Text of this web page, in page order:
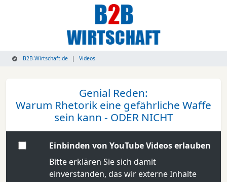
B2B-Wirtschaft.de Videos
Genial Reden:
Warum Rhetorik eine gefährliche Waffe
sein kann - ODER NICHT
Einbinden von YouTube Videos erlauben
Bitte erklären Sie sich damit
einverstanden, das wir externe Inhalte